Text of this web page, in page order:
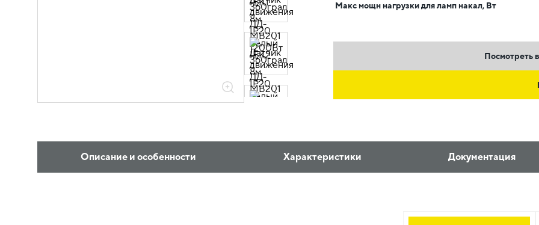
Макс мощн нагрузки для ламп накал, Вт
Посмотреть
Описание и особенности Характеристики Документация